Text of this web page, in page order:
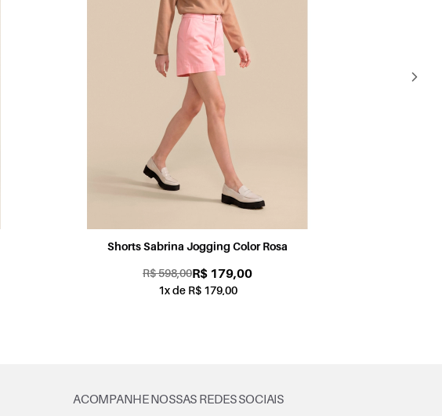
Shorts Sabrina Jogging Color Petróleo
R$ 598,00R$ 179,00
1x de R$ 179,00
ACOMPANHE NOSSAS REDES SOCIAIS